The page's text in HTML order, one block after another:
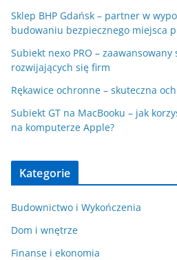
Sklep BHP Gdańsk – partner w
budowaniu bezpiecznego miejsca
Subiekt nexo PRO – zaawansowany
rozwijających się firm
Rękawice ochronne – skuteczna
Subiekt GT na MacBooku – jak
na komputerze Apple?
Kategorie
Budownictwo i Wykończenia
Dom i wnętrze
Finanse i ekonomia